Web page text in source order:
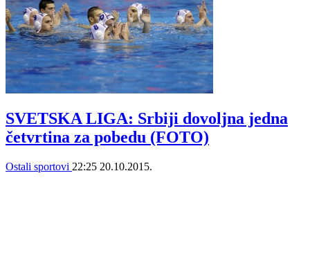
SVETSKA LIGA: Srbiji dovoljna jedna
četvrtina za pobedu (FOTO)
Ostali sportovi 22:25 20.10.2015.